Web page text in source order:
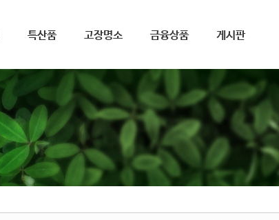
특산품 고장명소 금융상품 게시판